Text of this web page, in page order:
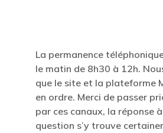
La permanence
le matin de 8h30 à 12h.
que le site et la plateforme
en ordre. Merci de passer
par ces canaux, la réponse
question s’y trouve